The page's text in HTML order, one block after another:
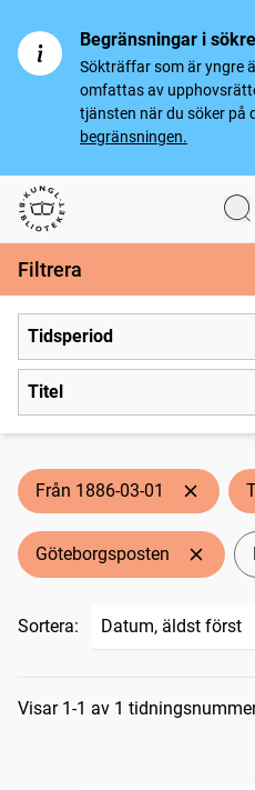
Begränsningar i
Sökträffar som är yngre
omfattas av
tjänsten när du söker på
begränsningen.
Svenska tidningar
Filtrera
Tidsperiod
Titel
Från 1886-03-01
Göteborgsposten
Sortera:
Sökresultat
Visar 1-1 av 1